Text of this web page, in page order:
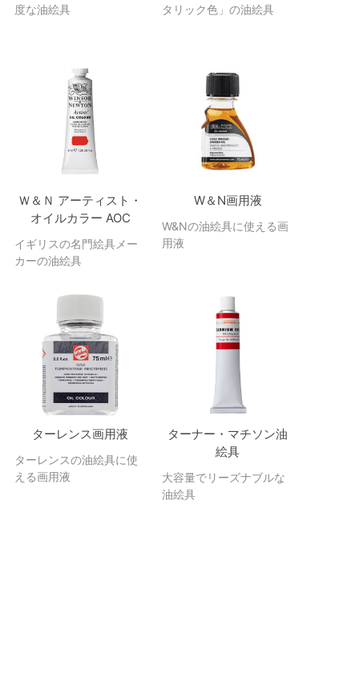
度な油絵具
タリック色」の油絵具
Ｗ＆Ｎ アーティスト・
オイルカラー AOC
イギリスの名門絵具メー
カーの油絵具
W＆N画用液
W&Nの油絵具に使える画
用液
ターレンス画用液
ターレンスの油絵具に使
える画用液
ターナー・マチソン油
絵具
大容量でリーズナブルな
油絵具